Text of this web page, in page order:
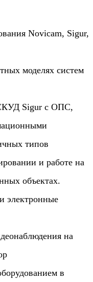
Novicam, Sigur,
моделях систем
Sigur с ОПС,
типов
и работе на
объектах.
электронные
на
в